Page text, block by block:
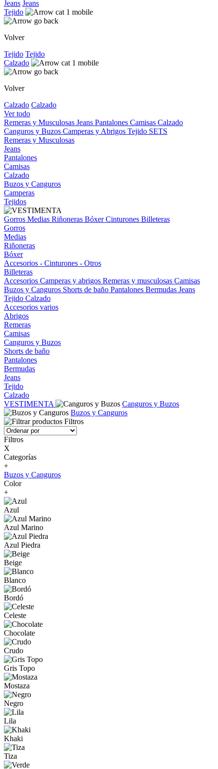
Jeans Jeans
Tejido
Volver
Tejido Tejido
Calzado
Volver
Calzado Calzado
Ver todo
Remeras y Musculosas Jeans Pantalones Camisas Calzado
Canguros y Buzos Camperas y Abrigos Tejido SETS
Remeras y Musculosas
Jeans
Pantalones
Camisas
Calzado
Buzos y Canguros
Camperas
Tejidos
Gorros Medias Riñoneras BóxerCinturones Billeteras
Gorros
Medias
Riñoneras
Bóxer
Accesorios - Cinturones - Otros
Billeteras
Accesorios Camperas y abrigos Remeras y musculosas Camisas
Buzos y Canguros Shorts de baño Pantalones Bermudas Jeans
Tejido Calzado
Accesorios varios
Abrigos
Remeras
Camisas
Canguros y Buzos
Shorts de baño
Pantalones
Bermudas
Jeans
Tejido
Calzado
VESTIMENTA
Canguros y Buzos
Buzos y Canguros
Filtros
Filtros
X
Categorías
+
Buzos y Canguros
Color
+
Azul
Azul Marino
Azul Piedra
Beige
Blanco
Bordó
Celeste
Chocolate
Crudo
Gris Topo
Mostaza
Negro
Lila
Khaki
Tiza